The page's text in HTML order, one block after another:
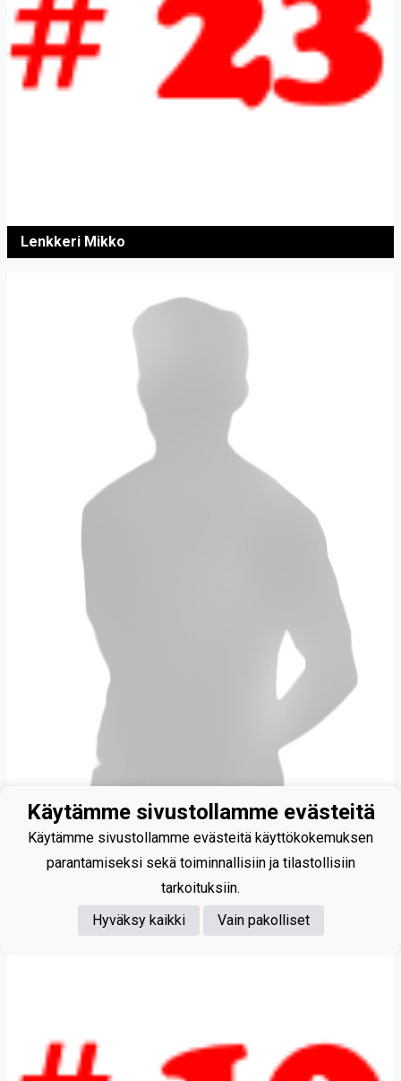
Lenkkeri Mikko
Männistö Anssi
Käytämme sivustollamme evästeitä
Käytämme sivustollamme evästeitä käyttökokemuksen
parantamiseksi sekä toiminnallisiin ja tilastollisiin
tarkoituksiin.
Hyväksy kaikki
Vain pakolliset